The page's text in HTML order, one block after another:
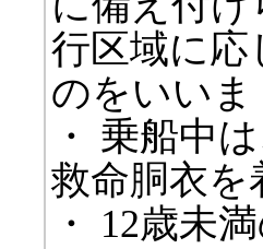
行区域に応
のをいい
・ 乗船中
救命胴衣を
・ 12歳未